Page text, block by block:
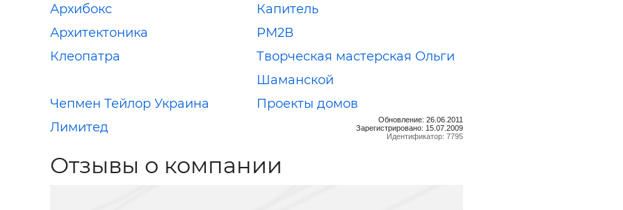
Архибокс
Капитель
Архитектоника
РМ2В
Клеопатра
Творческая мастерская Ольги
Шаманской
Чепмен Тейлор Украина
Лимитед
Проекты домов
Обновление: 26.06.2011
Зарегистрировано: 15.07.2009
Идентификатор: 7795
Отзывы о компании